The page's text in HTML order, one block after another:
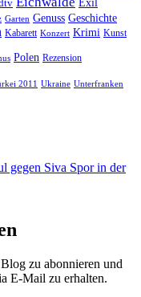
Exil
Garten Genuss Geschichte
Kabarett Konzert Krimi Kunst
Polen Rezension
2011 Ukraine Unterfranken
zu abonnieren und
E-Mail zu erhalten.